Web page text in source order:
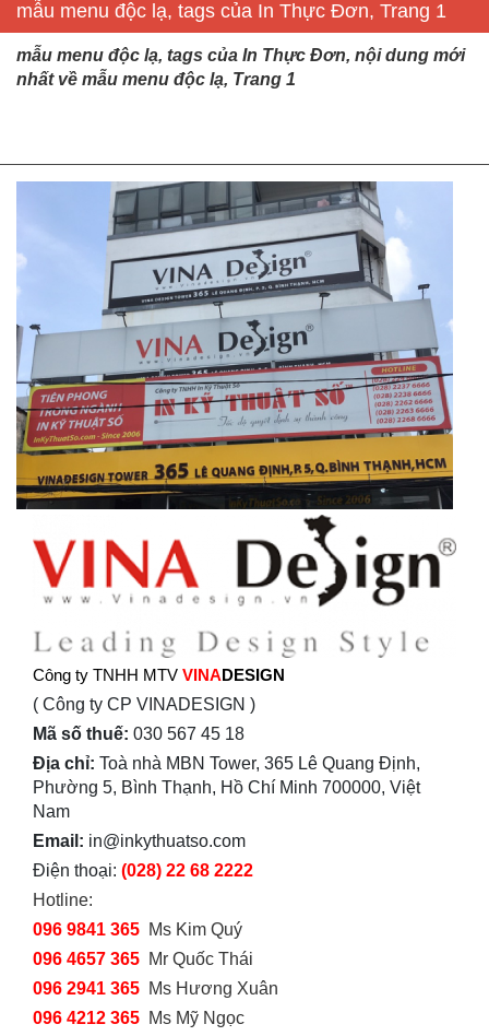
mẫu menu độc lạ, tags của In Thực Đơn, Trang 1
mẫu menu độc lạ, tags của In Thực Đơn, nội dung mới
nhất về mẫu menu độc lạ, Trang 1
Công ty TNHH MTV VINADESIGN
( Công ty CP VINADESIGN )
Mã số thuế: 030 567 45 18
Địa chỉ: Toà nhà MBN Tower, 365 Lê Quang Định,
Phường 5, Bình Thạnh, Hồ Chí Minh 700000, Việt
Nam
Email: in@inkythuatso.com
Điện thoại: (028) 22 68 2222
Hotline:
096 9841 365 Ms Kim Quý
096 4657 365 Mr Quốc Thái
096 2941 365 Ms Hương Xuân
096 4212 365 Ms Mỹ Ngọc